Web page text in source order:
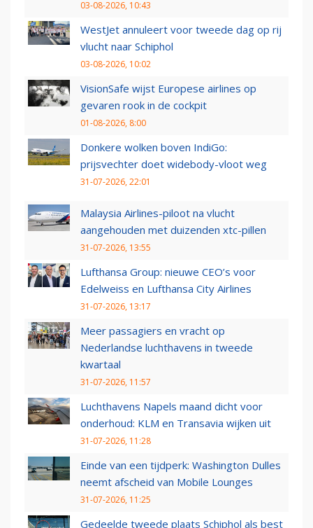
03-08-2026, 10:43
WestJet annuleert voor tweede dag op rij
vlucht naar Schiphol
03-08-2026, 10:02
VisionSafe wijst Europese airlines op
gevaren rook in de cockpit
01-08-2026, 8:00
Donkere wolken boven IndiGo:
prijsvechter doet widebody-vloot weg
31-07-2026, 22:01
Malaysia Airlines-piloot na vlucht
aangehouden met duizenden xtc-pillen
31-07-2026, 13:55
Lufthansa Group: nieuwe CEO’s voor
Edelweiss en Lufthansa City Airlines
31-07-2026, 13:17
Meer passagiers en vracht op
Nederlandse luchthavens in tweede
kwartaal
31-07-2026, 11:57
Luchthavens Napels maand dicht voor
onderhoud: KLM en Transavia wijken uit
31-07-2026, 11:28
Einde van een tijdperk: Washington Dulles
neemt afscheid van Mobile Lounges
31-07-2026, 11:25
Gedeelde tweede plaats Schiphol als best